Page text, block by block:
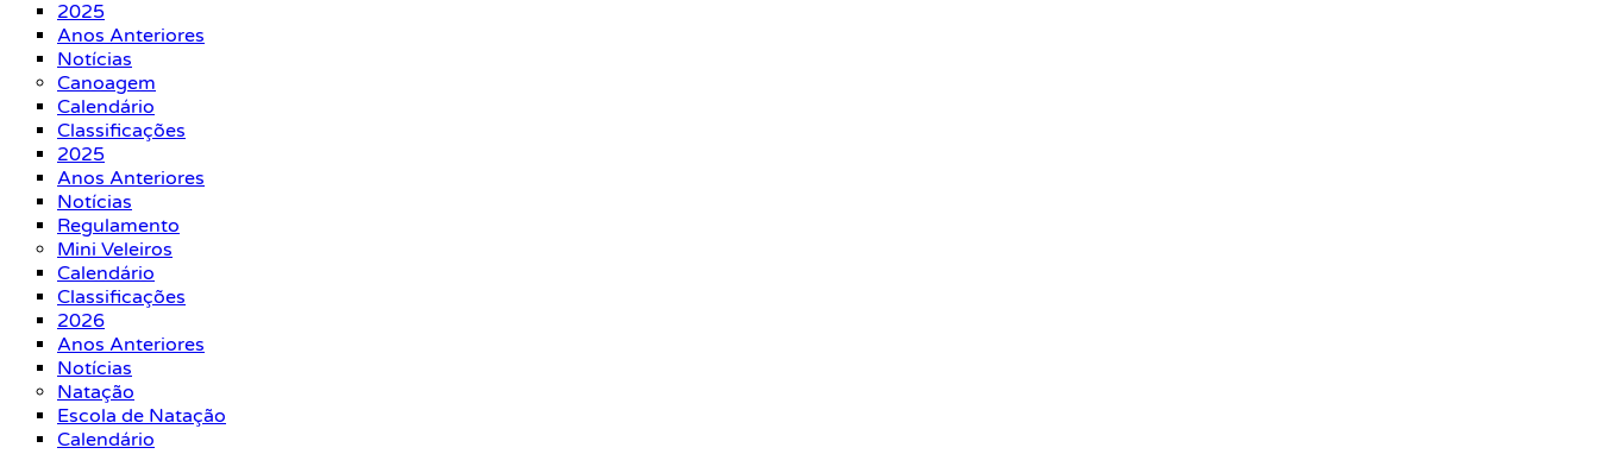
2025
Anos Anteriores
Notícias
Canoagem
Calendário
Classificações
2025
Anos Anteriores
Notícias
Regulamento
Mini Veleiros
Calendário
Classificações
2026
Anos Anteriores
Notícias
Natação
Escola de Natação
Calendário